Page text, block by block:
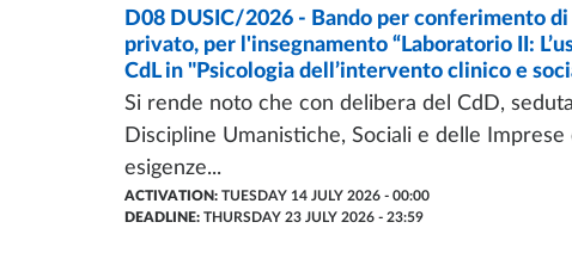
CALL OF PROPOSAL- LAST UPDATE: 04/08/2026
D08 DUSIC/2026 - Bando per conferimento
privato, per l'insegnamento “Laboratorio II:
CdL in "Psicologia dell’intervento clinico e
Si rende noto che con delibera del CdD,
Discipline Umanistiche, Sociali e delle
esigenze...
ACTIVATION: TUESDAY 14 JULY 2026 - 00:00
DEADLINE: THURSDAY 23 JULY 2026 - 23:59